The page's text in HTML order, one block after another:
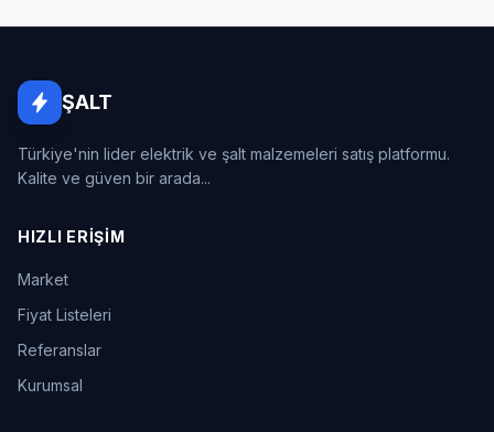
ŞALT
Türkiye'nin lider elektrik ve şalt malzemeleri satış platformu.
Kalite ve güven bir arada...
HIZLI ERIŞIM
Market
Fiyat Listeleri
Referanslar
Kurumsal